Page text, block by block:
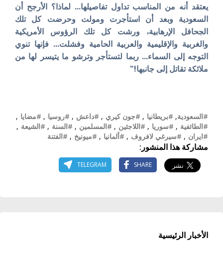
يعتقد أنه من المناسب تداول تفاصيلها... لماذا؟‏ الأرجح أن
السعودية وبعد أن استأجرت ومولت وحرضت كل تلك
الجحافل الإرهابية، ورشت كل تلك الرؤوس الأمريكية
والغربية والإقليمية والعربية الحامية وفشلت... فإنها تنوي
التوجه إلى السماء... ربما لتستأجر وترشو ما يتيسر لها من
ملائكة تقاتل إلى جانبها!"‏
#السعودية, #بريطانيا , #جون كيري , #داعش , #روسيا , #مضايا ,
#الطائفية , #سوريا , #اللاجئين , #المسلمين , #السنة , #الشيعة ,
#ايران , #سيرغي لافروف , #ألمانيا , #ميونيخ , #الفتنة
مشاركة هذا المنشور:
SHARE
TELEGRAM
الأخبار الرئيسية